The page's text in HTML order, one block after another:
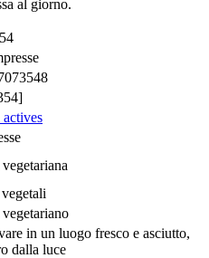
al giorno.
in un luogo fresco e asciutto,
dalla luce